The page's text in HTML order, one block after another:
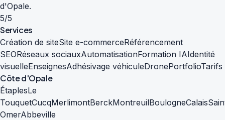
d'Opale.
5/5
Services
Création de siteSite e-commerceRéférencement
SEORéseaux sociauxAutomatisationFormation IAIdentité
visuelleEnseignesAdhésivage véhiculeDronePortfolioTarifs
Côte d'Opale
ÉtaplesLe
TouquetCucqMerlimontBerckMontreuilBoulogneCalais
OmerAbbeville